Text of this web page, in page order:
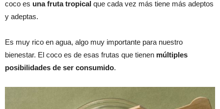
coco es una fruta tropical que cada vez más tiene más adeptos
y adeptas.
Es muy rico en agua, algo muy importante para nuestro
bienestar. El coco es de esas frutas que tienen múltiples
posibilidades de ser consumido.